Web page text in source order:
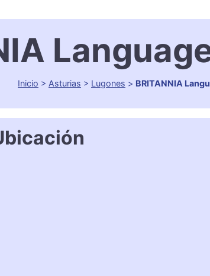
Inicio > Asturias > Lugones > BRITANNIA